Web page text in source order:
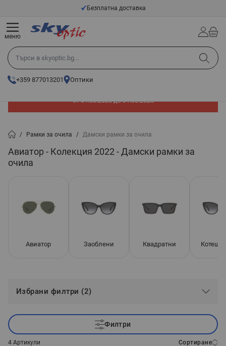
Прескачане към съдържанието
Безплатна доставка
Търси в skyoptic.bg...
+359 877013201 Оптики
меню
от 01.08.2026 до 31.08.2026
/ Рамки за очила / Дамски рамки за очила
Авиатор - Колекция 2022 - Дамски рамки за
очила
Авиатор Заоблени Квадратни
Избрани филтри (2)
Филтри
4 Артикули Сортиране